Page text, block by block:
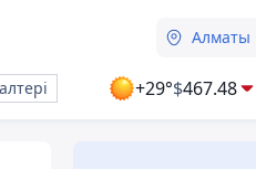
Алматы
+29°$467.48